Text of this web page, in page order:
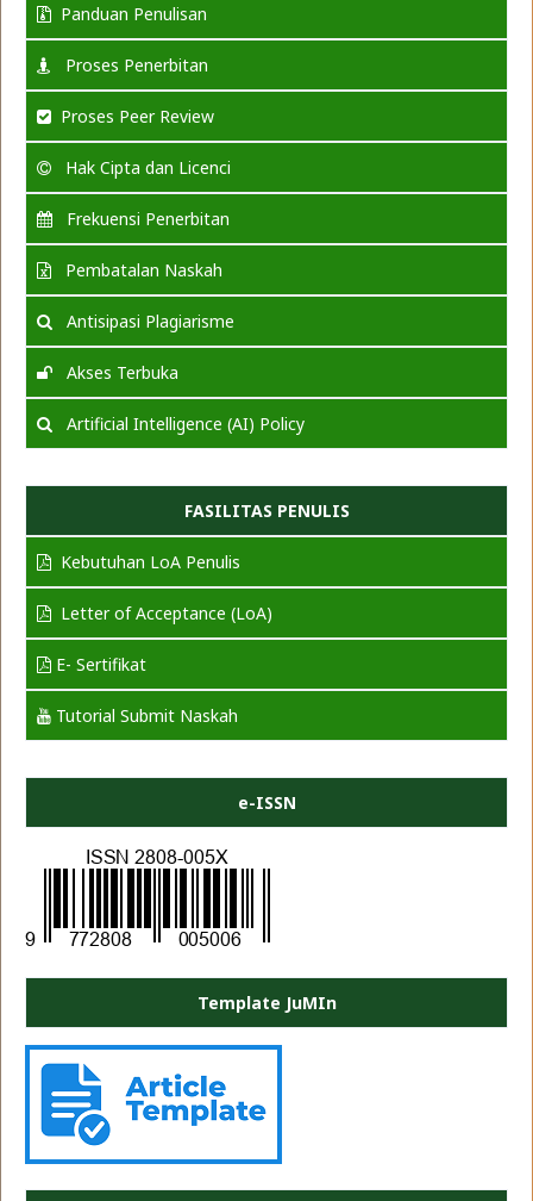
Panduan Penulisan
Proses Penerbitan
Proses Peer Review
Hak Cipta dan Licenci
Frekuensi Penerbitan
Pembatalan Naskah
Antisipasi Plagiarisme
Akses Terbuka
Artificial Intelligence (AI) Policy
FASILITAS PENULIS
Kebutuhan LoA Penulis
Letter of Acceptance (LoA)
E- Sertifikat
Tutorial Submit Naskah
e-ISSN
Template JuMIn